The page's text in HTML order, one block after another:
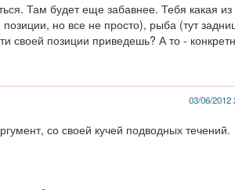
Там будет еще забавнее. Тебя какая из
но все не просто), рыба (тут
своей позиции приведешь? А то -
03/06/2012
со своей кучей подводных течений.